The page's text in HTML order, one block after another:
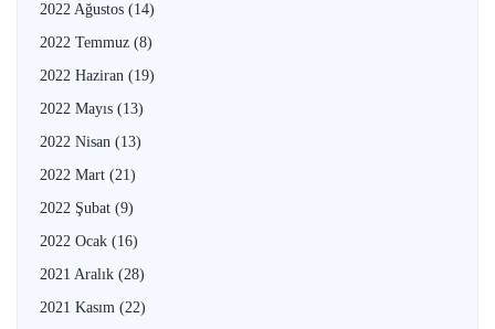
2022 Ağustos (14)
2022 Temmuz (8)
2022 Haziran (19)
2022 Mayıs (13)
2022 Nisan (13)
2022 Mart (21)
2022 Şubat (9)
2022 Ocak (16)
2021 Aralık (28)
2021 Kasım (22)